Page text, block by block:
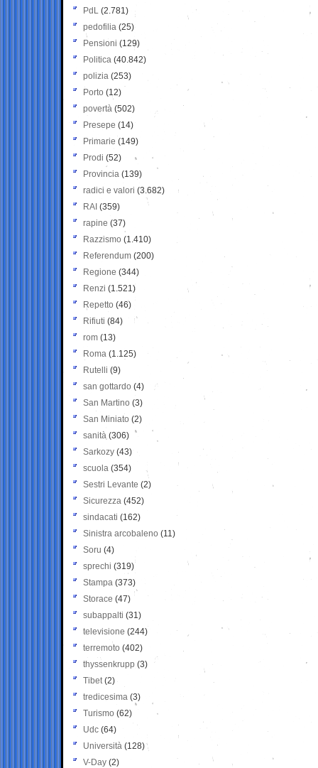
PdL (2.781)
pedofilia (25)
Pensioni (129)
Politica (40.842)
polizia (253)
Porto (12)
povertà (502)
Presepe (14)
Primarie (149)
Prodi (52)
Provincia (139)
radici e valori (3.682)
RAI (359)
rapine (37)
Razzismo (1.410)
Referendum (200)
Regione (344)
Renzi (1.521)
Repetto (46)
Rifiuti (84)
rom (13)
Roma (1.125)
Rutelli (9)
san gottardo (4)
San Martino (3)
San Miniato (2)
sanità (306)
Sarkozy (43)
scuola (354)
Sestri Levante (2)
Sicurezza (452)
sindacati (162)
Sinistra arcobaleno (11)
Soru (4)
sprechi (319)
Stampa (373)
Storace (47)
subappalti (31)
televisione(244)
terremoto (402)
thyssenkrupp (3)
Tibet(2)
tredicesima (3)
Turismo (62)
Udc (64)
Università (128)
V-Day (2)